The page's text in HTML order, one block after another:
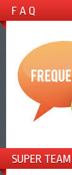
F A Q
SUPER TEAM